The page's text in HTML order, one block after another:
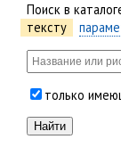
Поиск в
тексту
только